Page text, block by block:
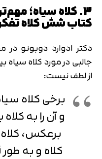
3. کلاه سیاه؛
کتاب شش کلاه
دکتر ادوارد دوبونو
جالبی در مورد کلاه سیاه
از لطف نیست:
برخی کلاه
و آن را به
برعکس،
کلاه و به طور